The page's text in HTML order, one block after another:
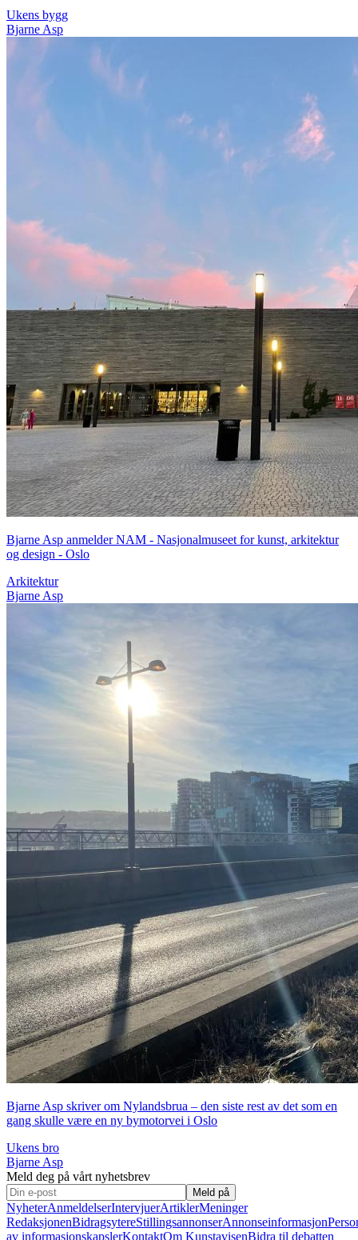
Ukens bygg
Bjarne Asp
Bjarne Asp anmelder NAM - Nasjonalmuseet for kunst, arkitektur
og design - Oslo
Arkitektur
Bjarne Asp
Bjarne Asp skriver om Nylandsbrua – den siste rest av det som en
gang skulle være en ny bymotorvei i Oslo
Ukens bro
Bjarne Asp
Meld deg på vårt nyhetsbrev
Meld på
NyheterAnmeldelserIntervjuerArtiklerMeninger
RedaksjonenBidragsytereStillingsannonserAnnonseinformasjon
av informasjonskapslerKontaktOm KunstavisenBidra til debatten